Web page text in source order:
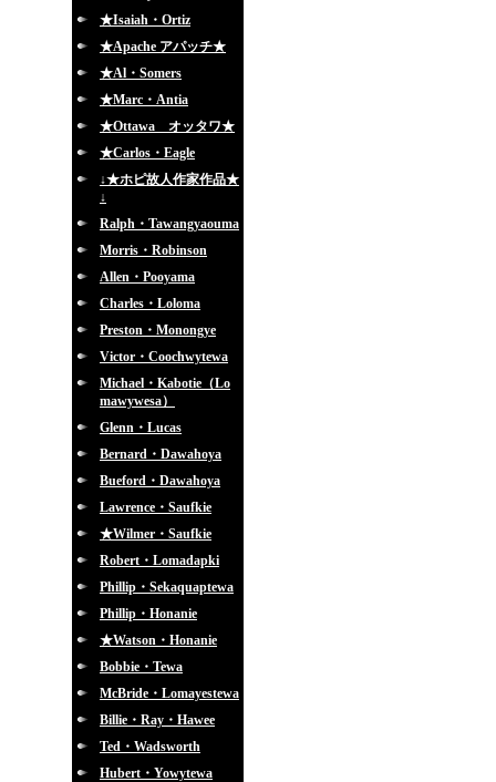
★Isaiah・Ortiz
★Apache アパッチ★
★Al・Somers
★Marc・Antia
★Ottawa オッタワ★
★Carlos・Eagle
↓★ホピ故人作家作品★
↓
Ralph・Tawangyaouma
Morris・Robinson
Allen・Pooyama
Charles・Loloma
Preston・Monongye
Victor・Coochwytewa
Michael・Kabotie（Lo
mawywesa）
Glenn・Lucas
Bernard・Dawahoya
Bueford・Dawahoya
Lawrence・Saufkie
★Wilmer・Saufkie
Robert・Lomadapki
Phillip・Sekaquaptewa
Phillip・Honanie
★Watson・Honanie
Bobbie・Tewa
McBride・Lomayestewa
Billie・Ray・Hawee
Ted・Wadsworth
Hubert・Yowytewa